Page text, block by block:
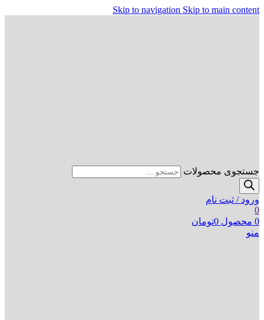
Skip to navigation Skip to main content
جستجوی محصولات
ورود / ثبت نام
0
0 محصول 0تومان
منو